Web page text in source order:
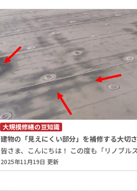
建物の「見えにくい部分」を補修する大切さ
2025年11月19日 更新
大規模修繕の豆知識